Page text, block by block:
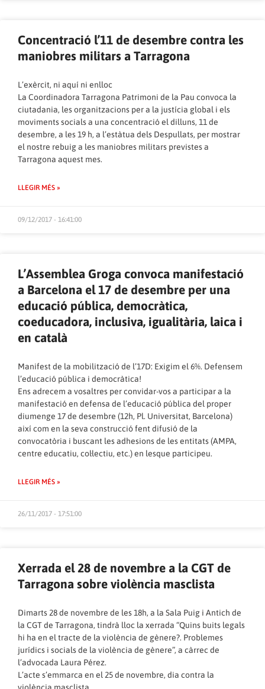
Concentració l’11 de desembre contra les
maniobres militars a Tarragona
L’exèrcit, ni aquí ni enlloc
La Coordinadora Tarragona Patrimoni de la Pau convoca la
ciutadania, les organitzacions per a la justícia global i els
moviments socials a una concentració el dilluns, 11 de
desembre, a les 19 h, a l’estàtua dels Despullats, per mostrar
el nostre rebuig a les maniobres militars previstes a
Tarragona aquest mes.
LLEGIR MÉS »
09/12/2017 - 16:41:00
L’Assemblea Groga convoca manifestació
a Barcelona el 17 de desembre per una
educació pública, democràtica,
coeducadora, inclusiva, igualitària, laica i
en català
Manifest de la mobilització de l’17D: Exigim el 6%. Defensem
l’educació pública i democràtica!
Ens adrecem a vosaltres per convidar-vos a participar a la
manifestació en defensa de l’educació pública del proper
diumenge 17 de desembre (12h, Pl. Universitat, Barcelona)
així com en la seva construcció fent difusió de la
convocatòria i buscant les adhesions de les entitats (AMPA,
centre educatiu, col·lectiu, etc.) en lesque participeu.
LLEGIR MÉS »
26/11/2017 - 17:51:00
Xerrada el 28 de novembre a la CGT de
Tarragona sobre violència masclista
Dimarts 28 de novembre de les 18h, a la Sala Puig i Antich de
la CGT de Tarragona, tindrà lloc la xerrada “Quins buits legals
hi ha en el tracte de la violència de gènere?. Problemes
jurídics i socials de la violència de gènere”, a càrrec de
l’advocada Laura Pérez.
L’acte s’emmarca en el 25 de novembre, dia contra la